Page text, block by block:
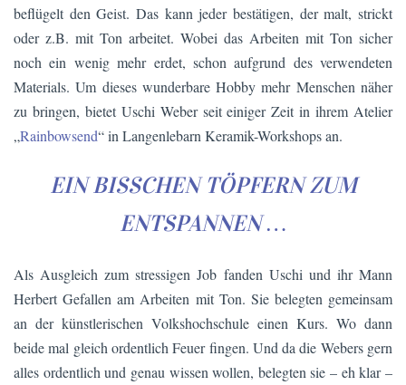
beflügelt den Geist. Das kann jeder bestätigen, der malt, strickt
oder z.B. mit Ton arbeitet. Wobei das Arbeiten mit Ton sicher
noch ein wenig mehr erdet, schon aufgrund des verwendeten
Materials. Um dieses wunderbare Hobby mehr Menschen näher
zu bringen, bietet Uschi Weber seit einiger Zeit in ihrem Atelier
„Rainbowsend“ in Langenlebarn Keramik-Workshops an.
EIN BISSCHEN TÖPFERN ZUM
ENTSPANNEN …
Als Ausgleich zum stressigen Job fanden Uschi und ihr Mann
Herbert Gefallen am Arbeiten mit Ton. Sie belegten gemeinsam
an der künstlerischen Volkshochschule einen Kurs. Wo dann
beide mal gleich ordentlich Feuer fingen. Und da die Webers gern
alles ordentlich und genau wissen wollen, belegten sie – eh klar –